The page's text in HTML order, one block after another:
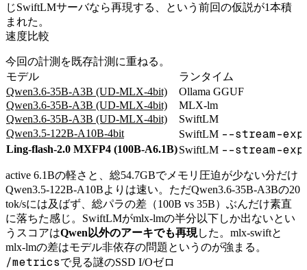
じSwiftLMサーバなら再現する、という前回の仮説が1本積
まれた。
速度比較
今回の計測を既存計測に重ねる。
モデル
ランタイム
Qwen3.6-35B-A3B (UD-MLX-4bit)
Ollama GGUF
Qwen3.6-35B-A3B (UD-MLX-4bit)
MLX-lm
Qwen3.6-35B-A3B (UD-MLX-4bit)
SwiftLM
Qwen3.5-122B-A10B-4bit
SwiftLM --stream-
Ling-flash-2.0 MXFP4 (100B-A6.1B)SwiftLM --stream-
active 6.1Bの軽さと、総54.7GBでメモリ圧迫が少ない分だけ
Qwen3.5-122B-A10Bよりは速い。ただQwen3.6-35B-A3Bの20
tok/sには及ばず、総パラの差（100B vs 35B）ぶんだけ素直
に落ちた感じ。SwiftLMがmlx-lmの半分以下しか出ないとい
うスコアはQwen以外のアーキでも再現した。mlx-swiftと
mlx-lmの差はモデル非依存の問題というのが強まる。
/metricsで見る謎のSSD I/Oゼロ